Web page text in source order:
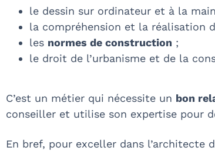
le dessin sur ordinateur et à la
la compréhension et la réalisation
les normes de construction ;
le droit de l’urbanisme et de la
C’est un métier qui nécessite un bon
conseiller et utilise son expertise pour
En bref, pour exceller dans l’architecte